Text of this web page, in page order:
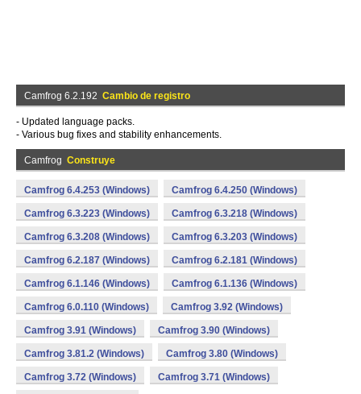
Camfrog 6.2.192 Cambio de registro
- Updated language packs.
- Various bug fixes and stability enhancements.
Camfrog Construye
Camfrog 6.4.253 (Windows) Camfrog 6.4.250 (Windows)
Camfrog 6.3.223 (Windows) Camfrog 6.3.218 (Windows)
Camfrog 6.3.208 (Windows) Camfrog 6.3.203 (Windows)
Camfrog 6.2.187 (Windows) Camfrog 6.2.181 (Windows)
Camfrog 6.1.146 (Windows) Camfrog 6.1.136 (Windows)
Camfrog 6.0.110 (Windows) Camfrog 3.92 (Windows)
Camfrog 3.91 (Windows) Camfrog 3.90 (Windows)
Camfrog 3.81.2 (Windows) Camfrog 3.80 (Windows)
Camfrog 3.72 (Windows) Camfrog 3.71 (Windows)